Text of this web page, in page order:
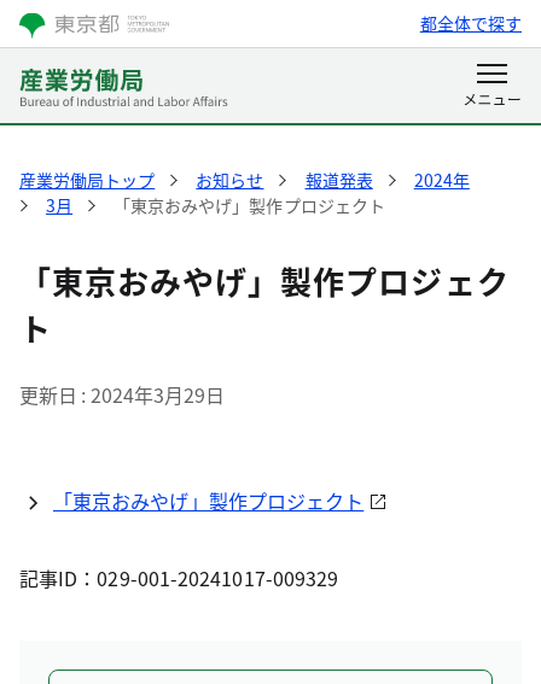
都全体で探す
産業労働局トップ お知らせ 報道発表
2024年
3月
「東京おみやげ」製作プロジェクト
「東京おみやげ」製作プロジェク
ト
更新日 2024年3月29日
「東京おみやげ」製作プロジェクト
記事ID：029-001-20241017-009329